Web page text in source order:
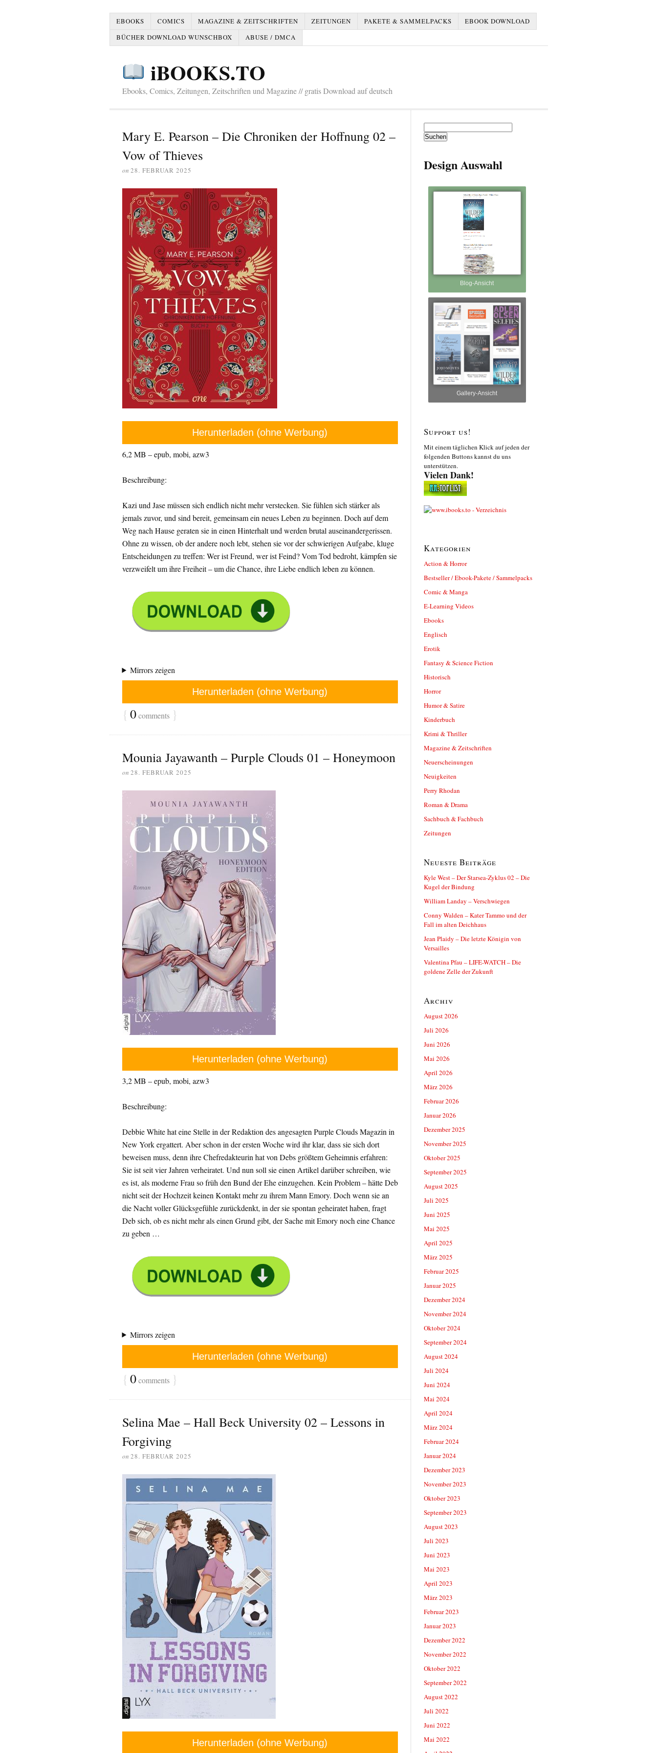
EBOOKS COMICS MAGAZINE & ZEITSCHRIFTEN ZEITUNGEN PAKETE & SAMMELPACKS
EBOOK DOWNLOAD
BÜCHER DOWNLOAD WUNSCHBOX
ABUSE / DMCA
iBOOKS.TO
Ebooks, Comics, Zeitungen, Zeitschriften und Magazine // gratis Download auf deutsch
Mary E. Pearson – Die Chroniken der Hoffnung 02 –
Vow of Thieves
on 28. FEBRUAR 2025
Herunterladen (ohne Werbung)
6,2 MB – epub, mobi, azw3
Beschreibung:
Kazi und Jase müssen sich endlich nicht mehr verstecken. Sie fühlen sich stärker als
jemals zuvor, und sind bereit, gemeinsam ein neues Leben zu beginnen. Doch auf dem
Weg nach Hause geraten sie in einen Hinterhalt und werden brutal auseinandergerissen.
Ohne zu wissen, ob der andere noch lebt, stehen sie vor der schwierigen Aufgabe, kluge
Entscheidungen zu treffen: Wer ist Freund, wer ist Feind? Vom Tod bedroht, kämpfen sie
verzweifelt um ihre Freiheit – um die Chance, ihre Liebe endlich leben zu können.
Mirrors zeigen
Herunterladen (ohne Werbung)
{ 0comments }
Mounia Jayawanth – Purple Clouds 01 – Honeymoon
on 28. FEBRUAR 2025
Herunterladen (ohne Werbung)
3,2 MB – epub, mobi, azw3
Beschreibung:
Debbie White hat eine Stelle in der Redaktion des angesagten Purple Clouds Magazin in
New York ergattert. Aber schon in der ersten Woche wird ihr klar, dass sie sich dort
beweisen muss, denn ihre Chefredakteurin hat von Debs größtem Geheimnis erfahren:
Sie ist seit vier Jahren verheiratet. Und nun soll sie einen Artikel darüber schreiben, wie
es ist, als moderne Frau so früh den Bund der Ehe einzugehen. Kein Problem – hätte Deb
nicht seit der Hochzeit keinen Kontakt mehr zu ihrem Mann Emory. Doch wenn sie an
die Nacht voller Glücksgefühle zurückdenkt, in der sie spontan geheiratet haben, fragt
Deb sich, ob es nicht mehr als einen Grund gibt, der Sache mit Emory noch eine Chance
zu geben …
Mirrors zeigen
Herunterladen (ohne Werbung)
{ 0comments }
Selina Mae – Hall Beck University 02 – Lessons in
Forgiving
on 28. FEBRUAR 2025
Herunterladen (ohne Werbung)
nach:
Design Auswahl
Blog-Ansicht
Gallery-Ansicht
Support us!
Mit einem täglichen Klick auf jeden der
folgenden Buttons kannst du uns
unterstützen.
Vielen Dank!
Kategorien
Action & Horror
Bestseller / Ebook-Pakete / Sammelpacks
Comic & Manga
E-Learning Videos
Ebooks
Englisch
Erotik
Fantasy & Science Fiction
Historisch
Horror
Humor & Satire
Kinderbuch
Krimi & Thriller
Magazine & Zeitschriften
Neuerscheinungen
Neuigkeiten
Perry Rhodan
Roman & Drama
Sachbuch & Fachbuch
Zeitungen
Neueste Beiträge
Kyle West – Der Starsea-Zyklus 02 – Die
Kugel der Bindung
William Landay – Verschwiegen
Conny Walden – Kater Tammo und der
Fall im alten Deichhaus
Jean Plaidy – Die letzte Königin von
Versailles
Valentina Pfau – LIFE-WATCH – Die
goldene Zelle der Zukunft
Archiv
August 2026
Juli 2026
Juni 2026
Mai 2026
April 2026
März 2026
Februar 2026
Januar 2026
Dezember 2025
November 2025
Oktober 2025
September 2025
August 2025
Juli 2025
Juni 2025
Mai 2025
April 2025
März 2025
Februar 2025
Januar 2025
Dezember 2024
November 2024
Oktober 2024
September 2024
August 2024
Juli 2024
Juni 2024
Mai 2024
April 2024
März 2024
Februar 2024
Januar 2024
Dezember 2023
November 2023
Oktober 2023
September 2023
August 2023
Juli 2023
Juni 2023
Mai 2023
April 2023
März 2023
Februar 2023
Januar 2023
Dezember 2022
November 2022
Oktober 2022
September 2022
August 2022
Juli 2022
Juni 2022
Mai 2022